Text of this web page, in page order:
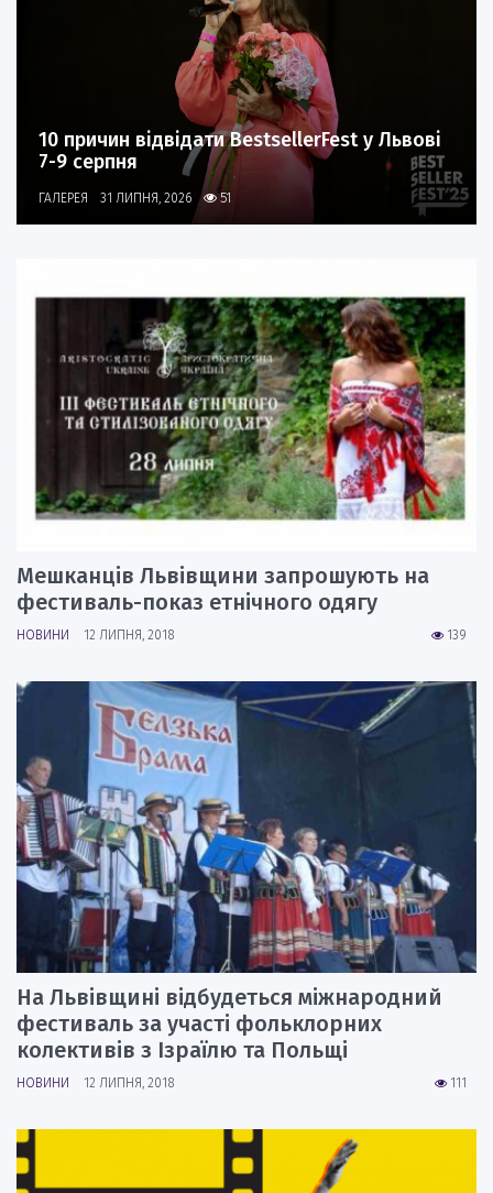
10 причин відвідати BestsellerFest у Львові
7-9 серпня
ГАЛЕРЕЯ 31 ЛИПНЯ, 2026 51
Мешканців Львівщини запрошують на
фестиваль-показ етнічного одягу
139
НОВИНИ 12 ЛИПНЯ, 2018
На Львівщині відбудеться міжнародний
фестиваль за участі фольклорних
колективів з Ізраїлю та Польщі
111
НОВИНИ 12 ЛИПНЯ, 2018